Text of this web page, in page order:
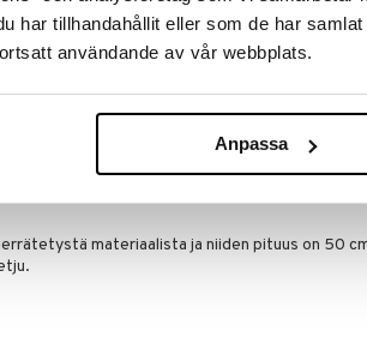
har tillhandahållit eller som de har
användande av vår webbplats.
Anpassa
jossa on suloinen kilpikonnariipus
makeanveden helmiriipuksen helmiketjussa.
kerrokselliseen tyyliin, joka huokuu
materiaalista ja niiden pituus on 50